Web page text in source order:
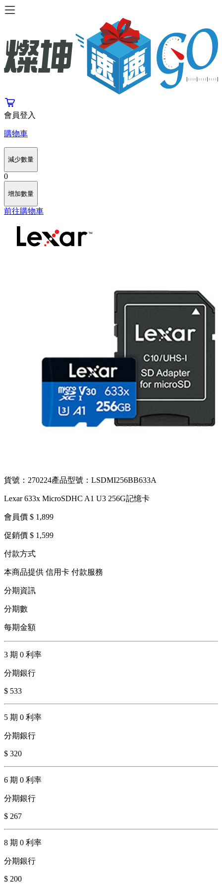
會員登入
購物車
減少數量
0
增加數量
前往購物車
貨號：270224產品型號：LSDMI256BB633A
Lexar 633x MicroSDHC A1 U3 256G記憶卡
會員價 $ 1,899
促銷價 $ 1,599
付款方式
本商品提供 信用卡 付款服務
分期資訊
分期數
每期金額
3 期 0 利率
分期銀行
$ 533
5 期 0 利率
分期銀行
$ 320
6 期 0 利率
分期銀行
$ 267
8 期 0 利率
分期銀行
$ 200